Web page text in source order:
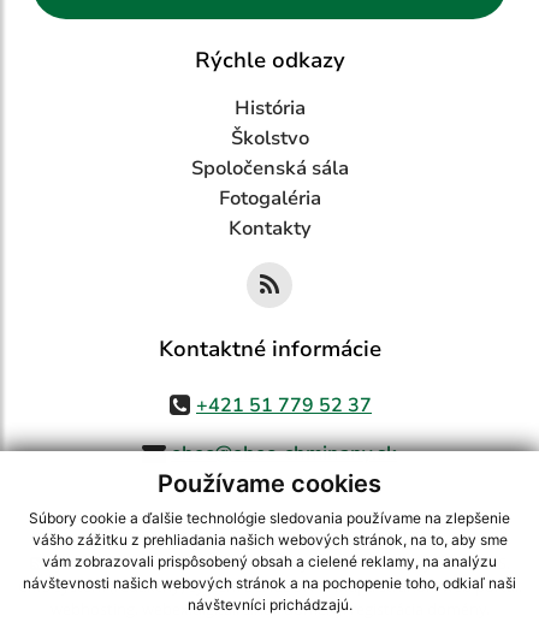
Používame cookies
Súbory cookie a ďalšie technológie sledovania používame na zlepšenie
vášho zážitku z prehliadania našich webových stránok, na to, aby sme
vám zobrazovali prispôsobený obsah a cielené reklamy, na analýzu
návštevnosti našich webových stránok a na pochopenie toho, odkiaľ naši
návštevníci prichádzajú.
Rýchle odkazy
História
Školstvo
Spoločenská sála
Fotogaléria
Kontakty
Kontaktné informácie
+421 51 779 52 37
obec@obec-chminany.sk
využite možnosť získavania aktuálnych informácií s využitím RSS
CMS systém (redakčný) systém ECHELON 2,Mapa stránok,web portál
webex.digital, s.r.o.,domény,registrácia domény